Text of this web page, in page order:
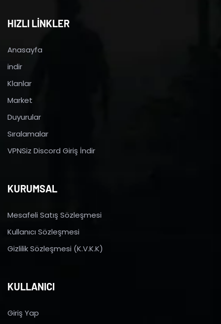
HIZLI LİNKLER
Anasayfa
indir
Klanlar
Market
Duyurular
Sıralamalar
VPNSiz Discord Giriş İndir
KURUMSAL
Mesafeli Satış Sözleşmesi
Kullanıcı Sözleşmesi
Gizlilik Sözleşmesi (K.V.K.K)
KULLANICI
Giriş Yap